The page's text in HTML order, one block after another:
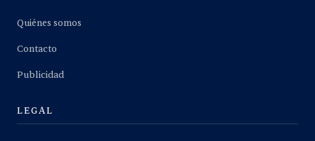
Quiénes somos
Contacto
Publicidad
LEGAL